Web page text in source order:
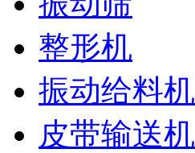
整形机
振动给料机
皮带输送机